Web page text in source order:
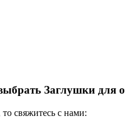
Заглушки для
свяжитесь с нами: